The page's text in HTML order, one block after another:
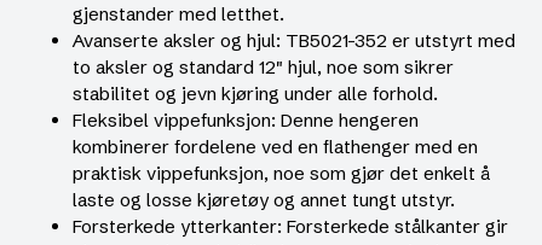
gjenstander med letthet.
Avanserte aksler og hjul: TB5021-352 er utstyrt med
to aksler og standard 12″ hjul, noe som sikrer
stabilitet og jevn kjøring under alle forhold.
Fleksibel vippefunksjon: Denne hengeren
kombinerer fordelene ved en flathenger med en
praktisk vippefunksjon, noe som gjør det enkelt å
laste og losse kjøretøy og annet tungt utstyr.
Forsterkede ytterkanter: Forsterkede stålkanter gir